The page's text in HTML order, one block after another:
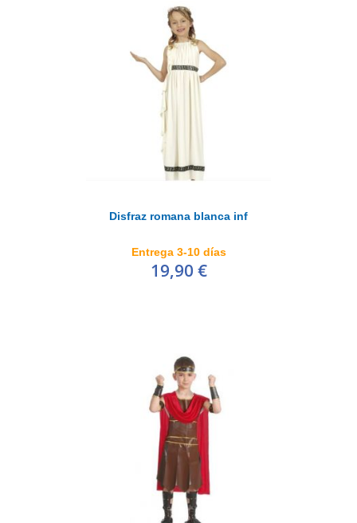
Disfraz romana blanca inf
Entrega 3-10 días
19,90 €